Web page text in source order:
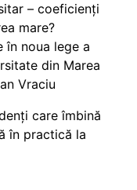
– coeficienți
mare?
în noua lege a
din Marea
Vraciu
care îmbină
în practică la